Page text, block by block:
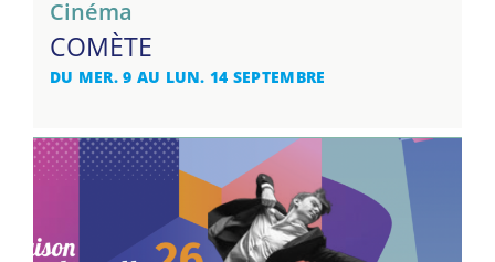
Cinéma
COMÈTE
DU MER. 9 AU LUN. 14 SEPTEMBRE